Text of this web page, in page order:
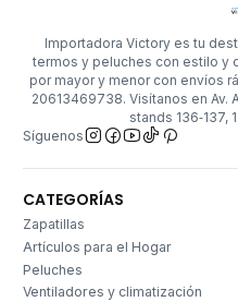
Importadora Victory es tu
termos y peluches con estilo y
por mayor y menor con envíos
20613469738. Visítanos en Av.
stands 136‑137,
Síguenos
CATEGORÍAS
Zapatillas
Artículos para el Hogar
Peluches
Ventiladores y climatización